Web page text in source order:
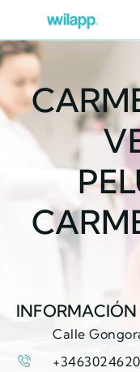
INFORMACIÓN
Calle